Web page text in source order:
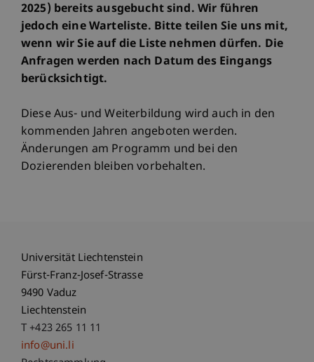
2025) bereits ausgebucht sind. Wir führen
jedoch eine Warteliste. Bitte teilen Sie uns mit,
wenn wir Sie auf die Liste nehmen dürfen. Die
Anfragen werden nach Datum des Eingangs
berücksichtigt.
Diese Aus- und Weiterbildung wird auch in den
kommenden Jahren angeboten werden.
Änderungen am Programm und bei den
Dozierenden bleiben vorbehalten.
Universität Liechtenstein
Fürst-Franz-Josef-Strasse
9490 Vaduz
Liechtenstein
T +423 265 11 11
info@uni.li